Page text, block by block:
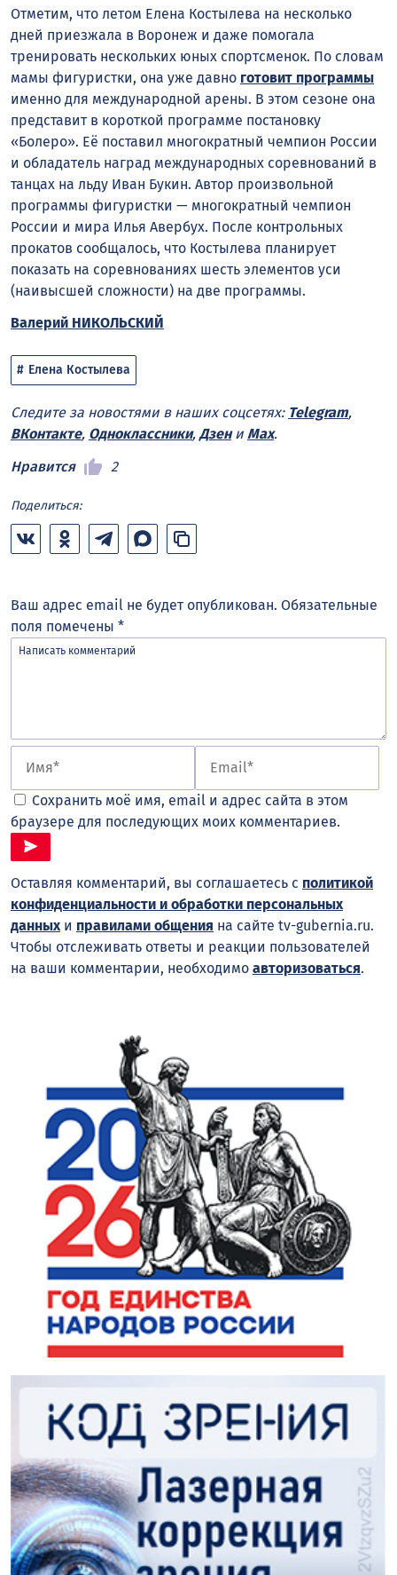
Отметим, что летом Елена Костылева на несколько
дней приезжала в Воронеж и даже помогала
тренировать нескольких юных спортсменок. По словам
мамы фигуристки, она уже давно готовит программы
именно для международной арены. В этом сезоне она
представит в короткой программе постановку
«Болеро». Её поставил многократный чемпион России
и обладатель наград международных соревнований в
танцах на льду Иван Букин. Автор произвольной
программы фигуристки — многократный чемпион
России и мира Илья Авербух. После контрольных
прокатов сообщалось, что Костылева планирует
показать на соревнованиях шесть элементов уси
(наивысшей сложности) на две программы.
Валерий НИКОЛЬСКИЙ
Елена Костылева
Следите за новостями в наших соцсетях: Telegram,
ВКонтакте, Одноклассники, Дзени Max.
Нравится
2
Поделиться:
Ваш адрес email не будет опубликован. Обязательные
поля помечены *
Сохранить моё имя, email и адрес сайта в этом
браузере для последующих моих комментариев.
Оставляя комментарий, вы соглашаетесь с политикой
конфиденциальности и обработки персональных
данных и правилами общения на сайте tv-gubernia.ru.
Чтобы отслеживать ответы и реакции пользователей
на ваши комментарии, необходимо авторизоваться.